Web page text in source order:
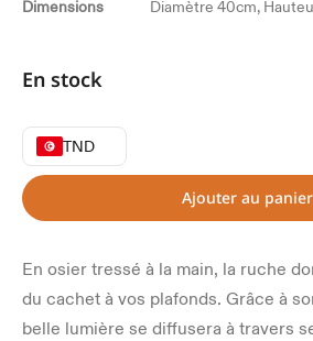
Dimensions Diamètre 40cm,
En stock
TND
Ajouter au panier
En osier tressé à la main, la ruche
du cachet à vos plafonds. Grâce à
belle lumière se diffusera à travers